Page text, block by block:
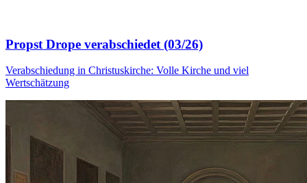
Propst Drope verabschiedet (03/26)
Verabschiedung in Christuskirche: Volle Kirche und viel
Wertschätzung